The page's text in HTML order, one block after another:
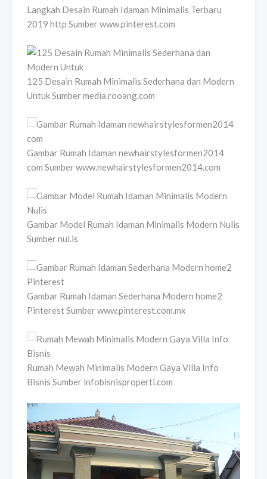
Langkah Desain Rumah Idaman Minimalis Terbaru
2019 http Sumber www.pinterest.com
125 Desain Rumah Minimalis Sederhana dan Modern
Untuk Sumber media.rooang.com
Gambar Rumah Idaman newhairstylesformen2014
com Sumber www.newhairstylesformen2014.com
Gambar Model Rumah Idaman Minimalis Modern Nulis
Sumber nul.is
Gambar Rumah Idaman Sederhana Modern home2
Pinterest Sumber www.pinterest.com.mx
Rumah Mewah Minimalis Modern Gaya Villa Info
Bisnis Sumber infobisnisproperti.com